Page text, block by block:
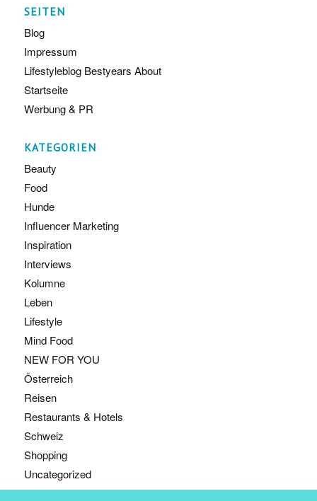
SEITEN
Blog
Impressum
Lifestyleblog Bestyears About
Startseite
Werbung & PR
KATEGORIEN
Beauty
Food
Hunde
Influencer Marketing
Inspiration
Interviews
Kolumne
Leben
Lifestyle
Mind Food
NEW FOR YOU
Österreich
Reisen
Restaurants & Hotels
Schweiz
Shopping
Uncategorized